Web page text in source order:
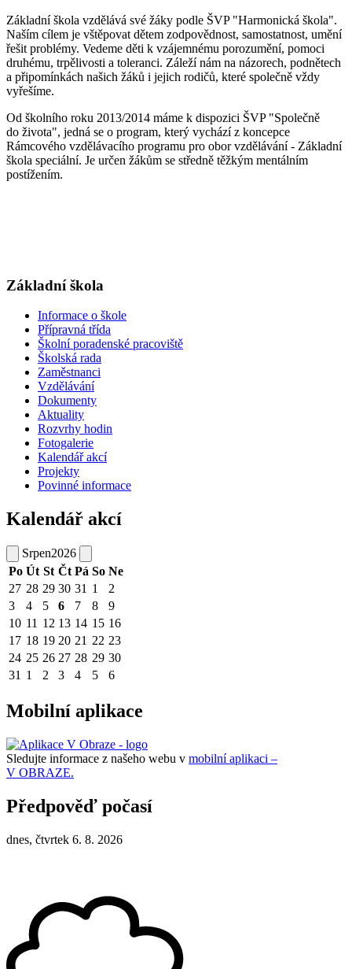
Základní škola vzdělává své žáky podle ŠVP "Harmonická škola".
Naším cílem je vštěpovat dětem zodpovědnost, samostatnost, umění
řešit problémy. Vedeme děti k vzájemnému porozumění, pomoci
druhému, trpělivosti a toleranci. Záleží nám na názorech, podnětech
a připomínkách našich žáků i jejich rodičů, které společně vždy
vyřešíme.
Od školního roku 2013/2014 máme k dispozici ŠVP "Společně
do života", jedná se o program, který vychází z koncepce
Rámcového vzdělávacího programu pro obor vzdělávání - Základní
škola speciální. Je určen žákům se středně těžkým mentálním
postížením.
Základní škola
Informace o škole
Přípravná třída
Školní poradenské pracoviště
Školská rada
Zaměstnanci
Vzdělávání
Dokumenty
Aktuality
Rozvrhy hodin
Fotogalerie
Kalendář akcí
Projekty
Povinné informace
Kalendář akcí
Srpen2026
Po Út St Čt Pá So Ne
27 28 29 30 31 1
2
3
4 5 6 7 8
9
10 11 12 13 14 15 16
17 18 19 20 21 22 23
24 25 26 27 28 29 30
31 1 2 3 4 5 6
Mobilní aplikace
Sledujte informace z našeho webu v mobilní aplikaci –
V OBRAZE.
Předpověď počasí
dnes, čtvrtek 6. 8. 2026